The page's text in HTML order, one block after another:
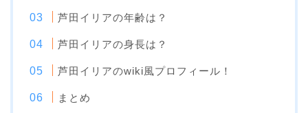
芦田イリアの年齢は？
芦田イリアの身長は？
芦田イリアのwiki風プロフィール！
まとめ